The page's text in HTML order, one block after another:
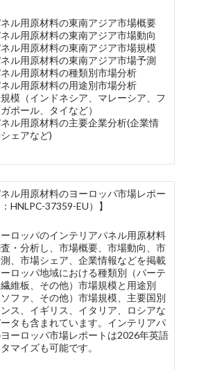
ネル用原材料の東南アジア市場概要
ル用原材料の東南アジア市場動向
ネル用原材料の東南アジア市場規模
ネル用原材料の東南アジア市場予測
ネル用原材料の種類別市場分析
ネル用原材料の用途別市場分析
規模（インドネシア、マレーシア、フ
ポール、タイなど）
ネル用原材料の主要企業分析(企業情
ェアなど)
ネル用原材料のヨーロッパ市場レポー
HNLPC-37359-EU）】
ロッパのインテリアパネル用原材料
・分析し、市場概要、市場動向、市
、市場シェア、企業情報などを掲載
ロッパ地域における種類別（パーテ
維板、その他）市場規模と用途別
ソファ、その他）市場規模、主要国別
ンス、イギリス、イタリア、ロシアな
タも含まれています。インテリアパ
ーロッパ市場レポートは2026年英語
マイズも可能です。